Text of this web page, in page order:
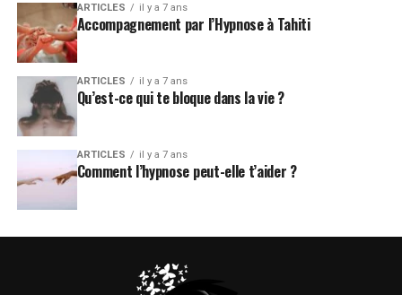
ARTICLES il y a 7 ans
Accompagnement par l’Hypnose à Tahiti
ARTICLES il y a 7 ans
Qu’est-ce qui te bloque dans la vie ?
ARTICLES il y a 7 ans
Comment l’hypnose peut-elle t’aider ?